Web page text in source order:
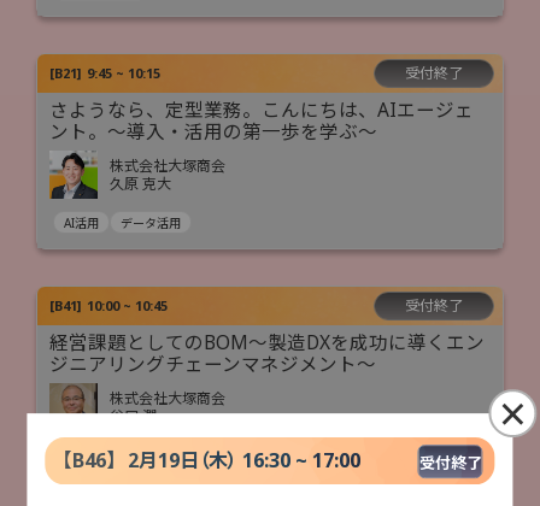
[B21] 9:45 ~ 10:15 受付終了
さようなら、定型業務。こんにちは、AIエージェ
ント。〜導入・活用の第一歩を学ぶ〜
株式会社大塚商会
久原 克大
AI活用 データ活用
[B41] 10:00 ~ 10:45 受付終了
経営課題としてのBOM～製造DXを成功に導くエン
ジニアリングチェーンマネジメント～
株式会社大塚商会
谷口 潤
製造DX 人手不足対策 データ活用
【B46】 2月19日（木） 16:30 ~ 17:00 受付終了
×